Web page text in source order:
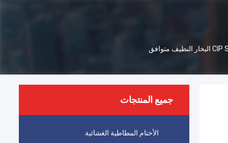
جميع المنتجات
الأختام المطاطية الغشائية